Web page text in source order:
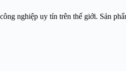
nghiệp uy tín trên thế giới. Sản